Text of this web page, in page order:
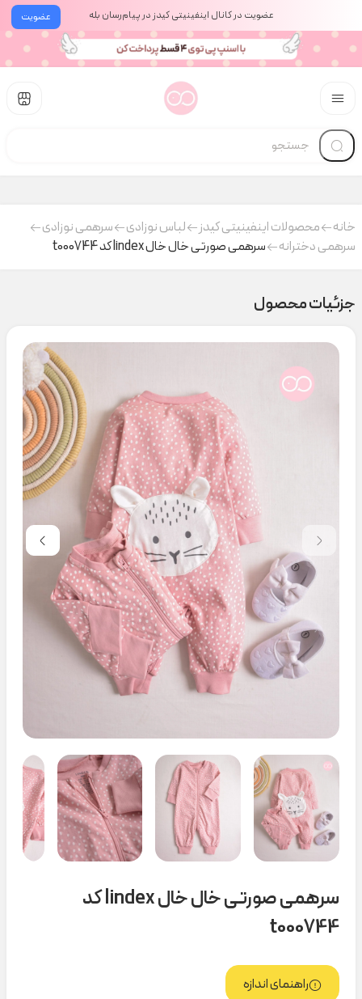
عضویت عضویت در کانال اینفینیتی کیدز در پیام‌رسان بله
خانه محصولات اینفینیتی کیدز لباس نوزادی
سرهمی نوزادی
سرهمی دخترانه
سرهمی صورتی خال خال lindex کد t000744
جزئیات محصول
سرهمی صورتی خال خال lindex کد
t000744
راهنمای اندازه